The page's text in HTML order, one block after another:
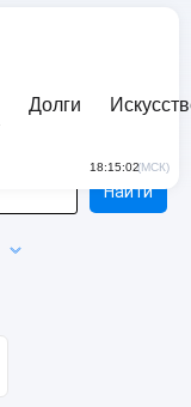
Долги
18:15:02(МСК)
Найти